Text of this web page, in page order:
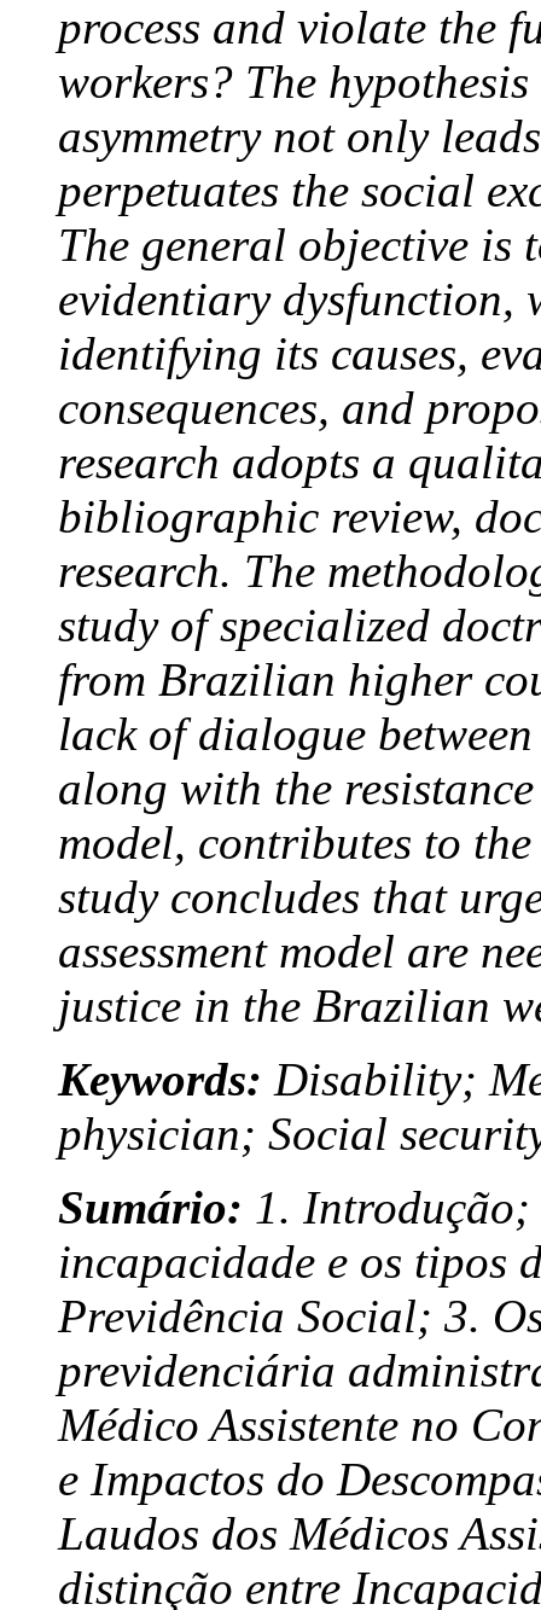
process and violate the
workers? The
asymmetry not only
perpetuates the social
The general objective
evidentiary dysfunction,
identifying its causes,
consequences, and
research adopts a
bibliographic review,
research. The
study of specialized
from Brazilian higher
lack of dialogue
along with the
model, contributes to
study concludes that
assessment model are
justice in the Brazilian
Keywords: Disability;
physician; Social
Sumário: 1. Introdução;
incapacidade e os tipos
Previdência Social; 3.
previdenciária
Médico Assistente no
e Impactos do
Laudos dos Médicos
distinção entre